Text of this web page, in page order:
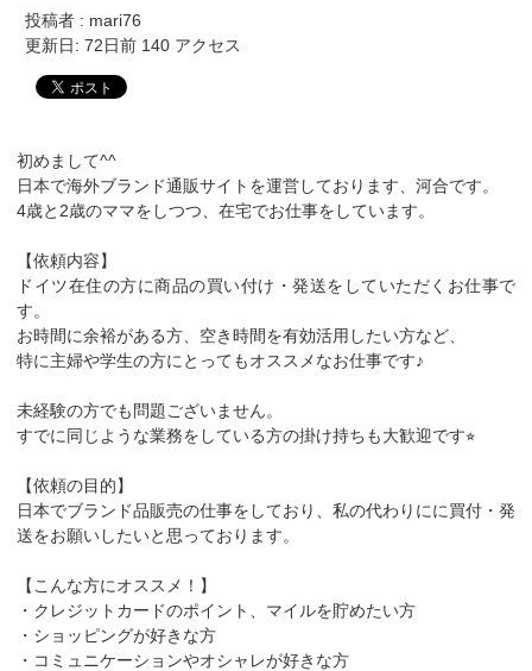
投稿者 : mari76
更新日: 72日前 140 アクセス
初めまして^^
日本で海外ブランド通販サイトを運営しております、河合です。
4歳と2歳のママをしつつ、在宅でお仕事をしています。
【依頼内容】
ドイツ在住の方に商品の買い付け・発送をしていただくお仕事で
す。
お時間に余裕がある方、空き時間を有効活用したい方など、
特に主婦や学生の方にとってもオススメなお仕事です♪
未経験の方でも問題ございません。
すでに同じような業務をしている方の掛け持ちも大歓迎です⭐︎
【依頼の目的】
日本でブランド品販売の仕事をしており、私の代わりにに買付・発
送をお願いしたいと思っております。
【こんな方にオススメ！】
・クレジットカードのポイント、マイルを貯めたい方
・ショッピングが好きな方
・コミュニケーションやオシャレが好きな方